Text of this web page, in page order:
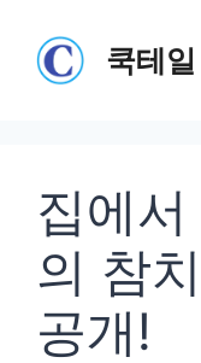
쿡테일
집에
의 참
공개!